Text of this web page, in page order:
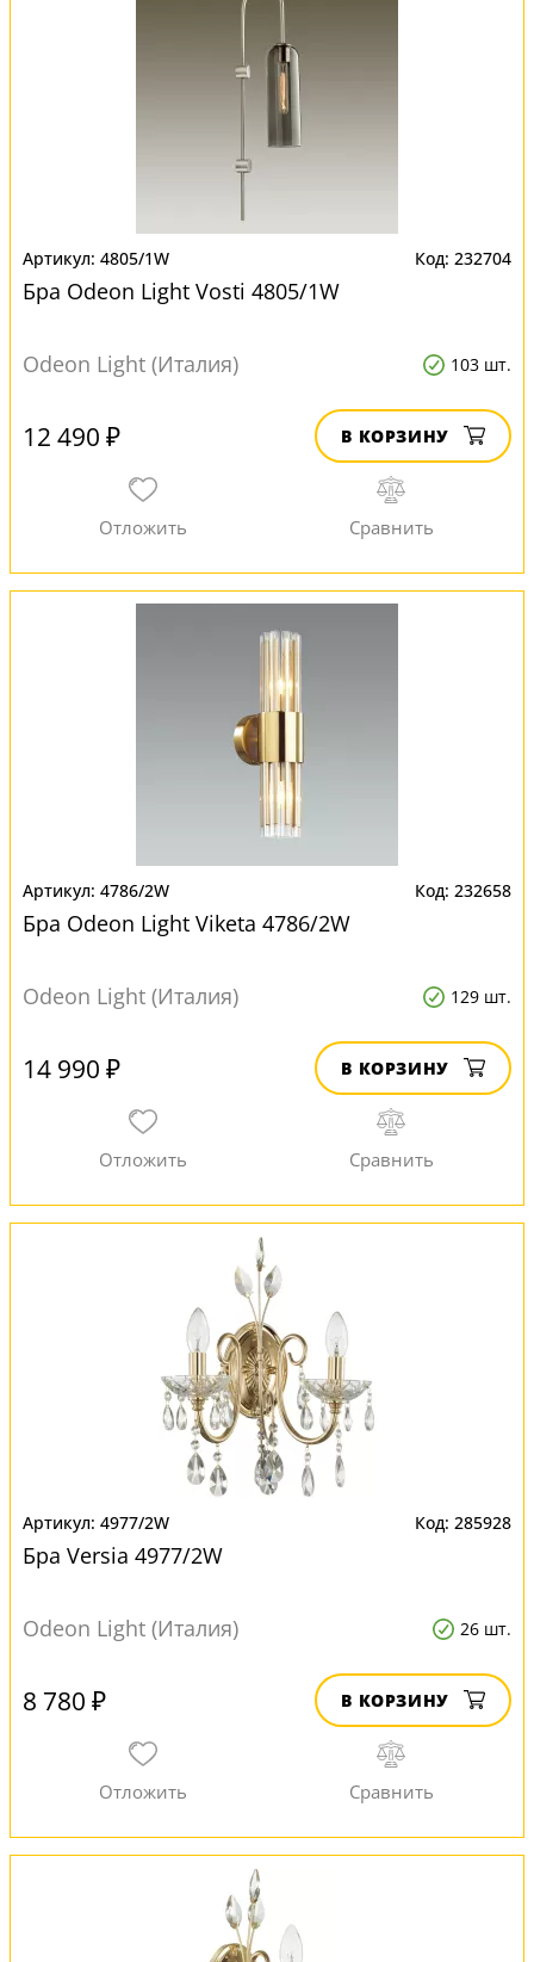
4805/1W 232704
Бра Odeon Light Vosti 4805/1W
Odeon Light (Италия) 103 шт.
12 490 ₽ В КОРЗИНУ
4786/2W 232658
Бра Odeon Light Viketa 4786/2W
Odeon Light (Италия) 129 шт.
14 990 ₽ В КОРЗИНУ
4977/2W 285928
Бра Versia 4977/2W
Odeon Light (Италия) 26 шт.
8 780 ₽ В КОРЗИНУ